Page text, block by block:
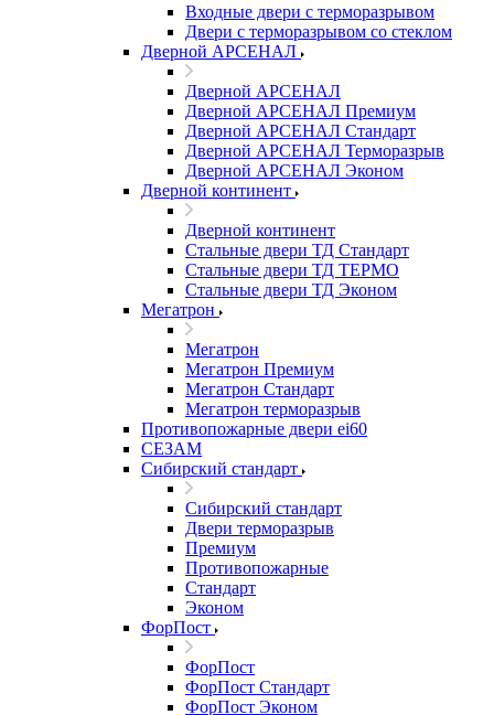
Входные двери с терморазрывом
Двери с терморазрывом со стеклом
Дверной АРСЕНАЛ
Дверной АРСЕНАЛ
Дверной АРСЕНАЛ Премиум
Дверной АРСЕНАЛ Стандарт
Дверной АРСЕНАЛ Терморазрыв
Дверной АРСЕНАЛ Эконом
Дверной континент
Дверной континент
Стальные двери ТД Стандарт
Стальные двери ТД ТЕРМО
Стальные двери ТД Эконом
Мегатрон
Мегатрон
Мегатрон Премиум
Мегатрон Стандарт
Мегатрон терморазрыв
Противопожарные двери ei60
СЕЗАМ
Сибирский стандарт
Сибирский стандарт
Двери терморазрыв
Премиум
Противопожарные
Стандарт
Эконом
ФорПост
ФорПост
ФорПост Стандарт
ФорПост Эконом